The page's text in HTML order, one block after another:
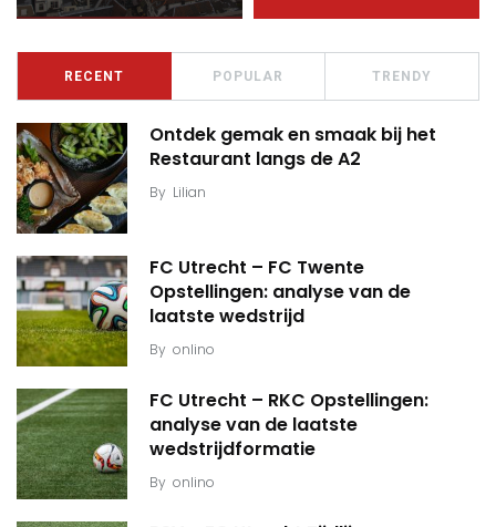
RECENT POPULAR TRENDY
Ontdek gemak en smaak bij het
Restaurant langs de A2
By Lilian
FC Utrecht – FC Twente
Opstellingen: analyse van de
laatste wedstrijd
By onlino
FC Utrecht – RKC Opstellingen:
analyse van de laatste
wedstrijdformatie
By onlino